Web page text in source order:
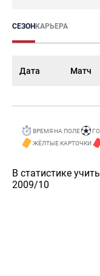
СЕЗОНКАРЬЕРА
Дата Матч
ВРЕМЯ НА ПОЛЕ
ЖЁЛТЫЕ КАРТОЧКИ
В статистике
2009/10